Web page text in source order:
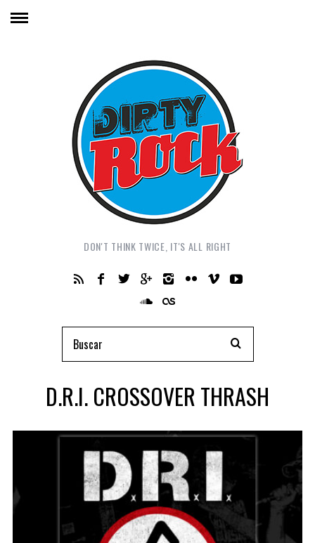
DON'T THINK TWICE, IT'S ALL RIGHT
D.R.I. CROSSOVER THRASH